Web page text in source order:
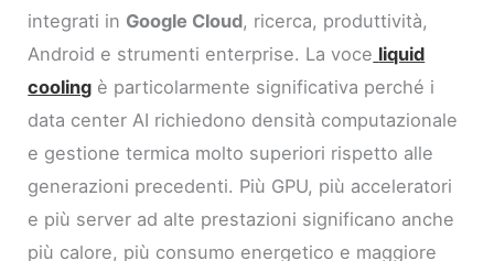
integrati in Google Cloud, ricerca, produttività,
Android e strumenti enterprise. La voce liquid
cooling è particolarmente significativa perché i
data center AI richiedono densità computazionale
e gestione termica molto superiori rispetto alle
generazioni precedenti. Più GPU, più acceleratori
e più server ad alte prestazioni significano anche
più calore, più consumo energetico e maggiore